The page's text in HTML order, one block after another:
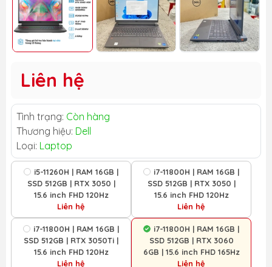
Liên hệ
Tình trạng: Còn hàng
Thương hiệu: Dell
Loại: Laptop
i5-11260H | RAM 16GB |
SSD 512GB | RTX 3050 |
15.6 inch FHD 120Hz
Liên hệ
i7-11800H | RAM 16GB |
SSD 512GB | RTX 3050 |
15.6 inch FHD 120Hz
Liên hệ
i7-11800H | RAM 16GB |
SSD 512GB | RTX 3050Ti |
15.6 inch FHD 120Hz
Liên hệ
i7-11800H | RAM 16GB |
SSD 512GB | RTX 3060
6GB | 15.6 inch FHD 165Hz
Liên hệ